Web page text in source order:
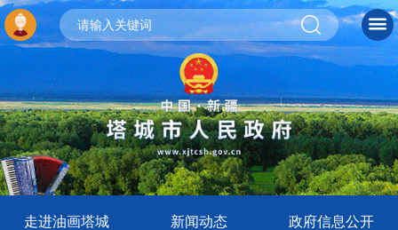
走进油画塔城 新闻动态 政府信息公开